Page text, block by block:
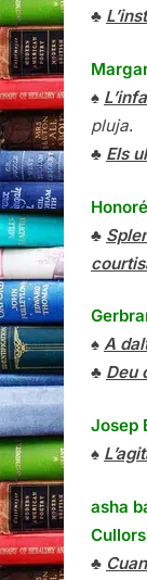
♣
♠
pluja.
♣ Els
♣
♠ A
♣ Deu
Josep
♠
asha
♣